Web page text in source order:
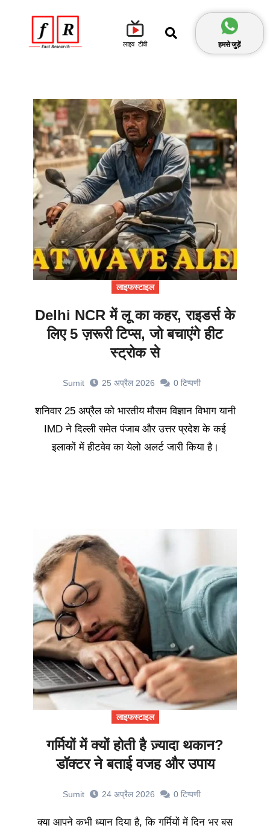
लाइव टीवी हमसे जुड़ें
लाइफस्टाइल
Delhi NCR में लू का कहर, राइडर्स के
लिए 5 ज़रूरी टिप्स, जो बचाएंगे हीट
स्ट्रोक से
Sumit 25 अप्रैल 2026 0 टिप्पणी
शनिवार 25 अप्रैल को भारतीय मौसम विज्ञान विभाग यानी
IMD ने दिल्ली समेत पंजाब और उत्तर प्रदेश के कई
इलाकों में हीटवेव का येलो अलर्ट जारी किया है।
लाइफस्टाइल
गर्मियों में क्यों होती है ज़्यादा थकान?
डॉक्टर ने बताई वजह और उपाय
Sumit 24 अप्रैल 2026 0 टिप्पणी
क्या आपने कभी ध्यान दिया है, कि गर्मियों में दिन भर बस